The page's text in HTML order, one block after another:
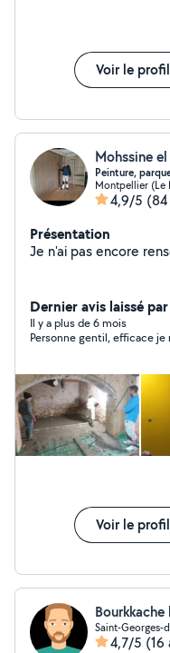
très raisonnable
Voir le profil
Mohssine
Peinture,
Montpellier (Le
4,9/5 (84
Présentation
Dernier avis laissé
Il y a plus de 6 mois
Personne gentil, efficace je
Voir le profil
Saint-Georges-
4,7/5 (16